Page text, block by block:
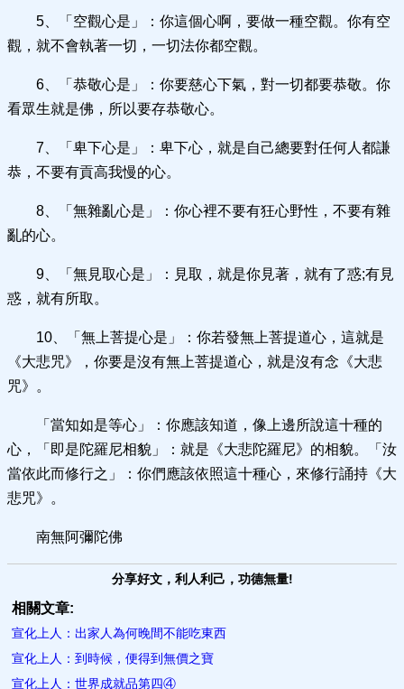
5、「空觀心是」：你這個心啊，要做一種空觀。你有空
觀，就不會執著一切，一切法你都空觀。
6、「恭敬心是」：你要慈心下氣，對一切都要恭敬。你
看眾生就是佛，所以要存恭敬心。
7、「卑下心是」：卑下心，就是自己總要對任何人都謙
恭，不要有貢高我慢的心。
8、「無雜亂心是」：你心裡不要有狂心野性，不要有雜
亂的心。
9、「無見取心是」：見取，就是你見著，就有了惑;有見
惑，就有所取。
10、「無上菩提心是」：你若發無上菩提道心，這就是
《大悲咒》，你要是沒有無上菩提道心，就是沒有念《大悲
咒》。
「當知如是等心」：你應該知道，像上邊所說這十種的
心，「即是陀羅尼相貌」：就是《大悲陀羅尼》的相貌。「汝
當依此而修行之」：你們應該依照這十種心，來修行誦持《大
悲咒》。
南無阿彌陀佛
分享好文，利人利己，功德無量!
相關文章:
宣化上人：出家人為何晚間不能吃東西
宣化上人：到時候，便得到無價之寶
宣化上人：世界成就品第四④